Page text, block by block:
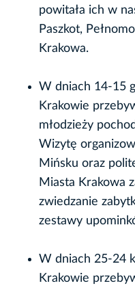
powitała ich w
Paszkot,
Krakowa.
W dniach 14-15
Krakowie
młodzieży
Wizytę
Mińsku oraz
Miasta Krakowa
zwiedzanie
zestawy
W dniach 25-24
Krakowie